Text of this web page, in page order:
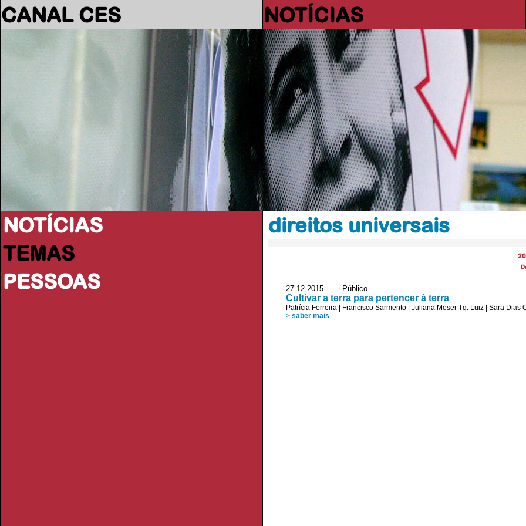
CANAL CES NOTÍCIAS
NOTÍCIAS
TEMAS
PESSOAS
direitos universais
27-12-2015 Público
Cultivar a terra para pertencer à terra
Patrícia Ferreira Francisco Sarmento Juliana Moser Tq. Luiz
Sara Dias
> saber mais